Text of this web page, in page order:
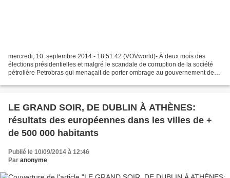
mercredi, 10. septembre 2014 - 18:51:42 (VOVworld)- À deux mois des
élections présidentielles et malgré le scandale de corruption de la société
pétrolière Petrobras qui menaçait de porter ombrage au gouvernement de
LE GRAND SOIR, DE DUBLIN À ATHÈNES:
résultats des européennes dans les villes de +
de 500 000 habitants
Publié le 10/09/2014 à 12:46
Par anonyme